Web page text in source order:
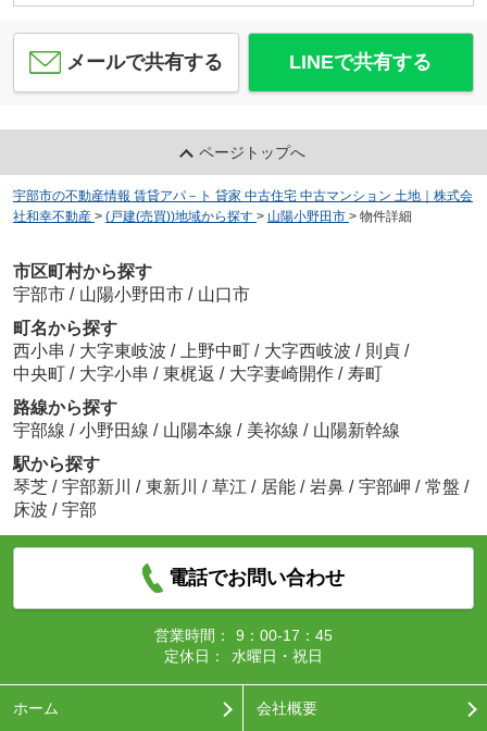
メールで共有する LINEで共有する
ページトップへ
宇部市の不動産情報 賃貸アパ－ト 貸家 中古住宅 中古マンション 土地｜株式会
社和幸不動産 > (戸建(売買))地域から探す > 山陽小野田市 > 物件詳細
市区町村から探す
宇部市 / 山陽小野田市 / 山口市
町名から探す
西小串 / 大字東岐波 / 上野中町 / 大字西岐波 / 則貞 /
中央町 / 大字小串 / 東梶返 / 大字妻崎開作 / 寿町
路線から探す
宇部線 / 小野田線 / 山陽本線 / 美祢線 / 山陽新幹線
駅から探す
琴芝 / 宇部新川 / 東新川 / 草江 / 居能 / 岩鼻 / 宇部岬 / 常盤 /
床波 / 宇部
電話でお問い合わせ
営業時間：
9：00-17：45
定休日：
水曜日・祝日
ホーム 会社概要